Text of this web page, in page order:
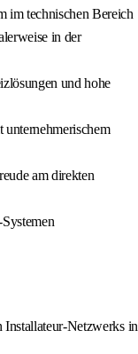
im technischen Bereich
in der
und hohe
unternehmerischem
am direkten
Installateur-Netzwerks in